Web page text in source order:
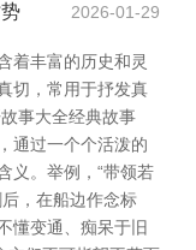
2026-01-29
着丰富的历史和灵
切，常用于抒发真
事大全经典故事
通过一个个活泼的
义。举例，“带领若
，在船边作念标
懂变通、痴呆于旧